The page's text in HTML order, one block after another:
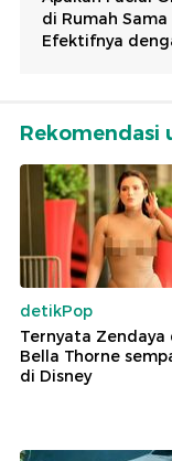
Rekomendasi
detikPop
Ternyata Zendaya
Bella Thorne
di Disney